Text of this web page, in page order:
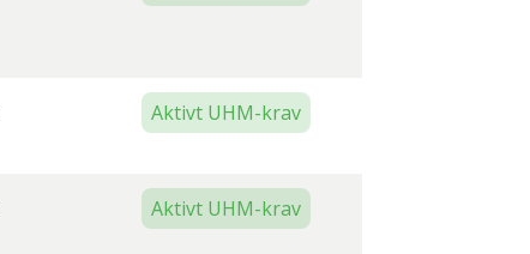
Aktivt UHM-krav
Aktivt UHM-krav